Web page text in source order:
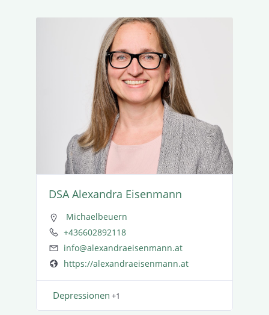
DSA Alexandra Eisenmann
Micha­el­beuern
+436602892118
info@alexandraeisenmann.at
https://alexandraeisenmann.at
Depres­sionen +1